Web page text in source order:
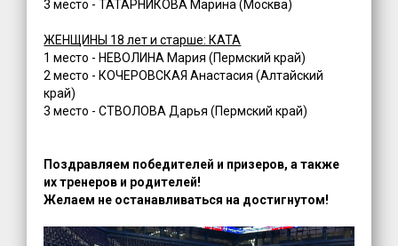
3 место - ТАТАРНИКОВА Марина (Москва)
ЖЕНЩИНЫ 18 лет и старше: КАТА
1 место - НЕВОЛИНА Мария (Пермский край)
2 место - КОЧЕРОВСКАЯ Анастасия (Алтайский
край)
3 место - СТВОЛОВА Дарья (Пермский край)
Поздравляем победителей и призеров, а также
их тренеров и родителей!
Желаем не останавливаться на достигнутом!